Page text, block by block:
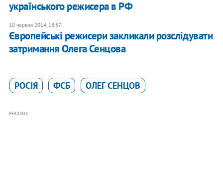
українського режисера в РФ
10 червня 2014, 18:37
Європейські режисери закликали розслідувати
затримання Олега Сенцова
РОСІЯ ФСБ ОЛЕГ СЕНЦОВ
РЕКЛАМА